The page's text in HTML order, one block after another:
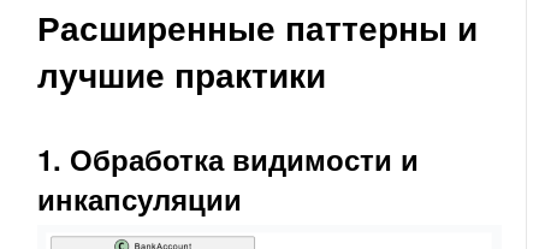
Расширенные паттерны и
лучшие практики
1. Обработка видимости и
инкапсуляции